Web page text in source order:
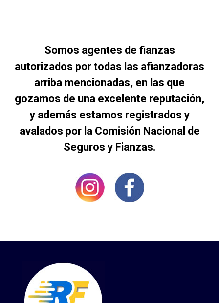
Somos agentes de fianzas
autorizados por todas las afianzadoras
arriba mencionadas, en las que
gozamos de una excelente reputación,
y además estamos registrados y
avalados por la Comisión Nacional de
Seguros y Fianzas.